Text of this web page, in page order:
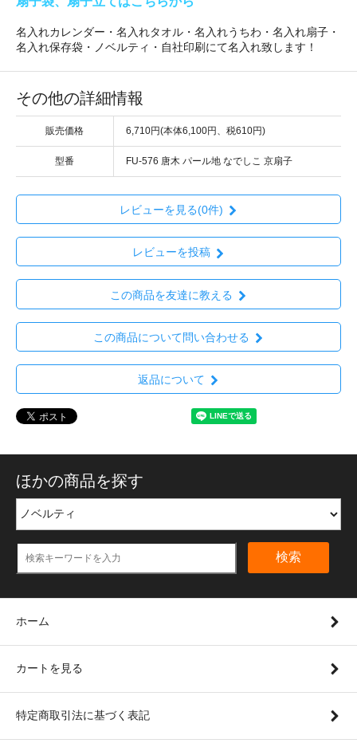
名入れカレンダー・名入れタオル・名入れうちわ・名入れ扇子・
名入れ保存袋・ノベルティ・自社印刷にて名入れ致します！
その他の詳細情報
販売価格 6,710円(本体6,100円、税610円)
型番 FU-576 唐木 パール地 なでしこ 京扇子
レビューを見る(0件)
レビューを投稿
この商品を友達に教える
この商品について問い合わせる
返品について
ほかの商品を探す
検索
ホーム
カートを見る
特定商取引法に基づく表記